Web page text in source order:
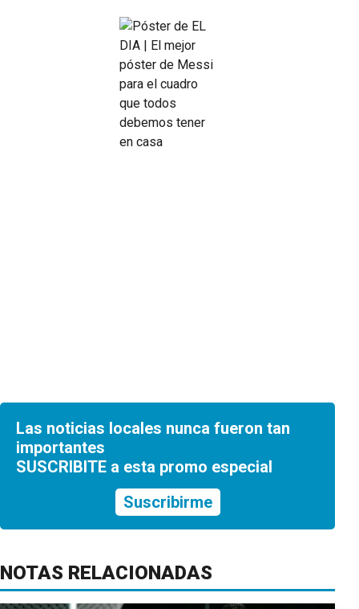
Las noticias locales nunca fueron tan
importantes
SUSCRIBITE a esta promo especial
Suscribirme
NOTAS RELACIONADAS